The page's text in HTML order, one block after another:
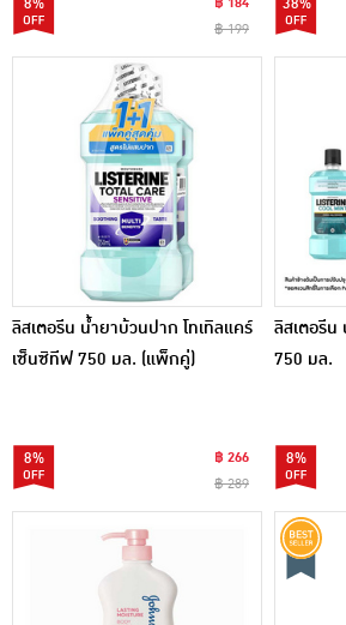
฿ 199
ลิสเตอรีน น้ำยาบ้วนปาก โทเทิลแคร์
เซ็นซิทีฟ 750 มล. (แพ็กคู่)
8%
฿ 266
฿ 289
ลิสเตอรี
750 มล.
8%